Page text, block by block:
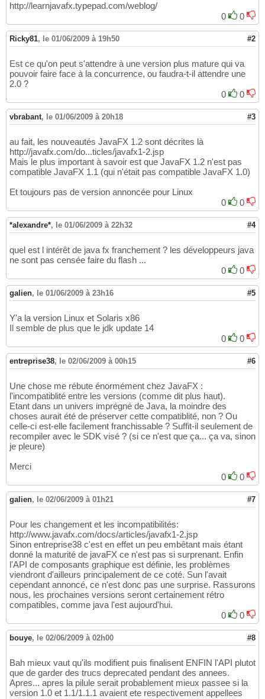
http://learnjavafx.typepad.com/weblog/
0
0
Ricky81, le 01/06/2009 à 19h50 #2
Est ce qu'on peut s'attendre à une version plus mature qui va
pouvoir faire face à la concurrence, ou faudra-t-il attendre une
2.0 ?
0
0
vbrabant, le 01/06/2009 à 20h18 #3
au fait, les nouveautés JavaFX 1.2 sont décrites là
http://javafx.com/do...ticles/javafx1-2.jsp
Mais le plus important à savoir est que JavaFX 1.2 n'est pas
compatible JavaFX 1.1 (qui n'était pas compatible JavaFX 1.0)
Et toujours pas de version annoncée pour Linux
0
0
*alexandre*, le 01/06/2009 à 22h32 #4
quel est l intérêt de java fx franchement ? les développeurs java
ne sont pas censée faire du flash ...
0
0
galien, le 01/06/2009 à 23h16 #5
Y'a la version Linux et Solaris x86
Il semble de plus que le jdk update 14
0
0
entreprise38, le 02/06/2009 à 00h15 #6
Une chose me rébute énormément chez JavaFX :
l'incompatiblité entre les versions (comme dit plus haut).
Etant dans un univers imprégné de Java, la moindre des
choses aurait été de préserver cette compatiblité, non ? Ou
celle-ci est-elle facilement franchissable ? Suffit-il seulement de
recompiler avec le SDK visé ? (si ce n'est que ça... ça va, sinon
je pleure)
Merci
0
0
galien, le 02/06/2009 à 01h21 #7
Pour les changement et les incompatibilités:
http://www.javafx.com/docs/articles/javafx1-2.jsp
Sinon entreprise38 c'est en effet un peu embêtant mais étant
donné la maturité de javaFX ce n'est pas si surprenant. Enfin
l'API de composants graphique est définie, les problèmes
viendront d'ailleurs principalement de ce coté. Sun l'avait
cependant annoncé, ce n'est donc pas une surprise. Rassurons
nous, les prochaines versions seront certainement rétro
compatibles, comme java l'est aujourd'hui.
0
0
bouye, le 02/06/2009 à 02h00 #8
Bah mieux vaut qu'ils modifient puis finalisent ENFIN l'API plutot
que de garder des trucs deprecated pendant des annees.
Apres... apres la pilule serait probablement mieux passee si la
version 1.0 et 1.1/1.1.1 avaient ete respectivement appellees